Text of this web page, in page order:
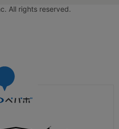
All rights reserved.